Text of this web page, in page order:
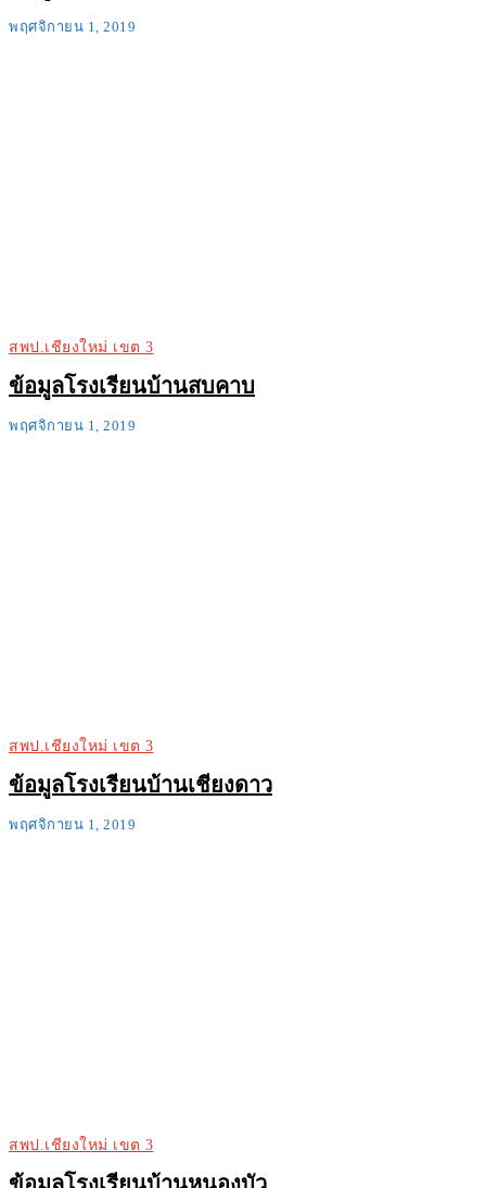
พฤศจิกายน 1, 2019
สพป.เชียงใหม่ เขต 3
ข้อมูลโรงเรียนบ้านสบคาบ
พฤศจิกายน 1, 2019
สพป.เชียงใหม่ เขต 3
ข้อมูลโรงเรียนบ้านเชียงดาว
พฤศจิกายน 1, 2019
สพป.เชียงใหม่ เขต 3